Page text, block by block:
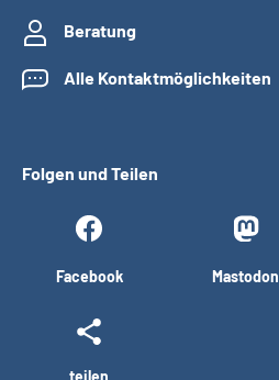
Beratung
Alle Kontaktmöglichkeiten
Folgen und Teilen
Facebook Mastodon
teilen